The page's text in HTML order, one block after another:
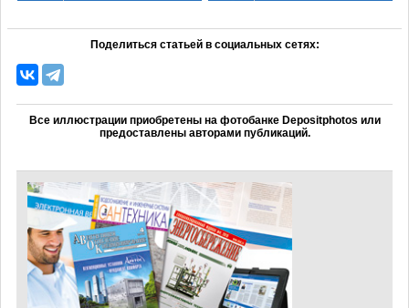
Поделиться статьей в социальных сетях:
Все иллюстрации приобретены на фотобанке Depositphotos или
предоставлены авторами публикаций.